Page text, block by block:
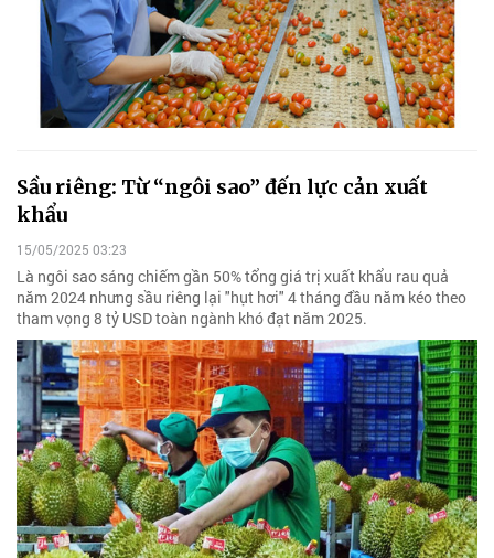
Sầu riêng: Từ “ngôi sao” đến lực cản xuất
khẩu
15/05/2025 03:23
Là ngôi sao sáng chiếm gần 50% tổng giá trị xuất khẩu rau quả
năm 2024 nhưng sầu riêng lại "hụt hơi" 4 tháng đầu năm kéo theo
tham vọng 8 tỷ USD toàn ngành khó đạt năm 2025.